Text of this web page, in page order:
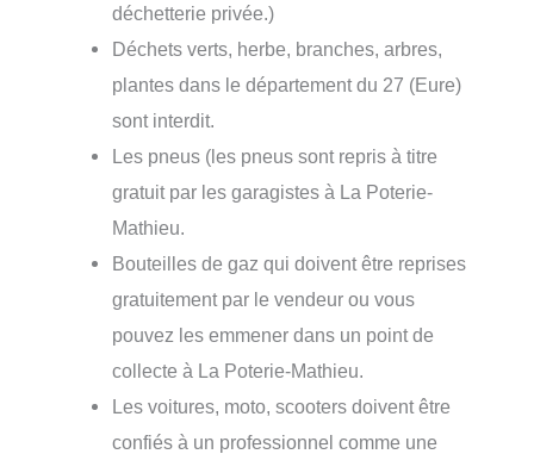
déchetterie privée.)
Déchets verts, herbe, branches, arbres,
plantes dans le département du 27 (Eure)
sont interdit.
Les pneus (les pneus sont repris à titre
gratuit par les garagistes à La Poterie-
Mathieu.
Bouteilles de gaz qui doivent être reprises
gratuitement par le vendeur ou vous
pouvez les emmener dans un point de
collecte à La Poterie-Mathieu.
Les voitures, moto, scooters doivent être
confiés à un professionnel comme une